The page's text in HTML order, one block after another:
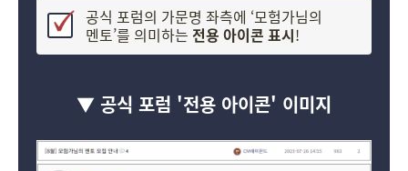
공식 포럼의 가문명 좌측에 ‘모험가님의
멘토’를 의미하는 전용 아이콘 표시!
▼ 공식 포럼 '전용 아이콘' 이미지